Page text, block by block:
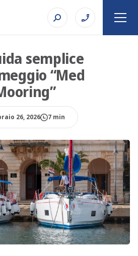
semplice
“Med
26, 2026 7 min